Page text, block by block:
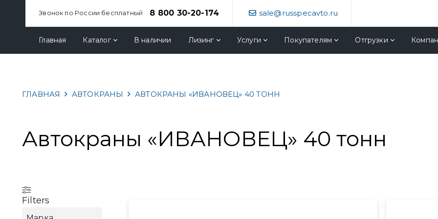
Звонок по России бесплатный 8 800 30-20-174 sale@russpecavto.ru
Главная Каталог В наличии Лизинг Услуги Покупателям Отгрузки
ГЛАВНАЯ АВТОКРАНЫ АВТОКРАНЫ «ИВАНОВЕЦ» 40 ТОНН
Автокраны «ИВАНОВЕЦ» 40 тонн
Filters